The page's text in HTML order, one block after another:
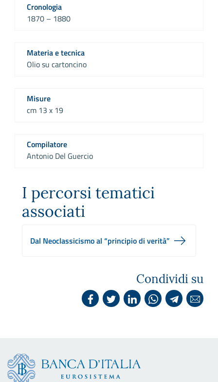
Cronologia
1870 – 1880
Materia e tecnica
Olio su cartoncino
Misure
cm 13 x 19
Compilatore
Antonio Del Guercio
I percorsi tematici
associati
Dal Neoclassicismo al “principio di verità”
Condividi su